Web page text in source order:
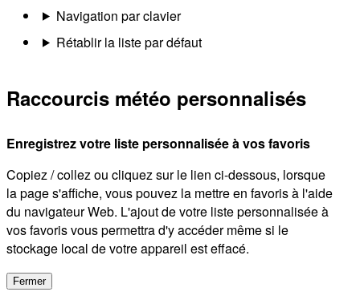
Navigation par clavier
Rétablir la liste par défaut
Raccourcis météo personnalisés
Enregistrez votre liste personnalisée à vos favoris
Copiez / collez ou cliquez sur le lien ci-dessous, lorsque
la page s'affiche, vous pouvez la mettre en favoris à l'aide
du navigateur Web. L'ajout de votre liste personnalisée à
vos favoris vous permettra d'y accéder même si le
stockage local de votre appareil est effacé.
Fermer